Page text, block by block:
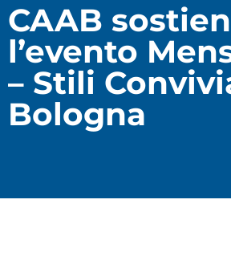
CAAB
l’evento
– Stili
Bologna